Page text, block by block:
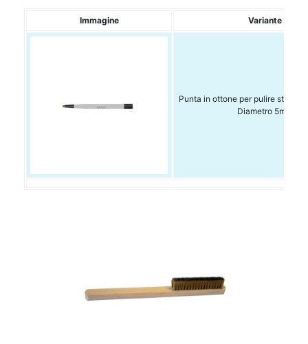
Immagine Variante
Punta in ottone per pulire
Diametro 5mm